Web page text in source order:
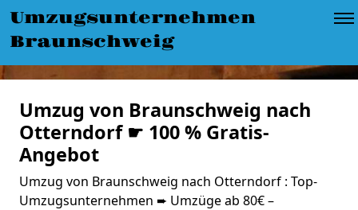
Umzugsunternehmen
Braunschweig
Umzug von Braunschweig nach
Otterndorf ☛ 100 % Gratis-
Angebot
Umzug von Braunschweig nach Otterndorf : Top-
Umzugsunternehmen ➨ Umzüge ab 80€ –